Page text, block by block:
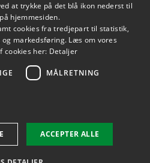
X
ENGLISH
at trykke på det blå ikon nederst til
hjemmesiden.
cookies fra tredjepart til statistik,
markedsføring. Læs om vores
cookies her: Detaljer
MÅLRETNING
ACCEPTER ALLE